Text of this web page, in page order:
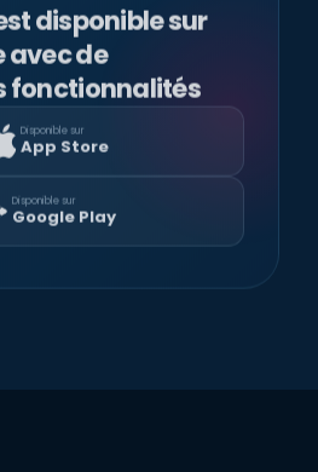
disponible sur
de
fonctionnalités
Disponible sur
App Store
Disponible sur
Google Play